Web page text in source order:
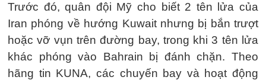
Trước đó, quân đội Mỹ cho biết 2 tên lửa của
Iran phóng về hướng Kuwait nhưng bị bắn trượt
hoặc vỡ vụn trên đường bay, trong khi 3 tên lửa
khác phóng vào Bahrain bị đánh chặn. Theo
hãng tin KUNA, các chuyến bay và hoạt động